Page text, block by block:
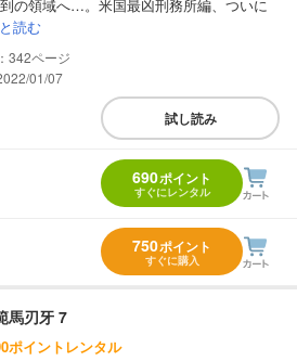
の領域へ…。米国最凶刑務所編、ついに
読む
342
01/07
試し読み
690ポイント
すぐにレンタル
750ポイント
すぐに購入
馬刃牙 7
ポイントレンタル